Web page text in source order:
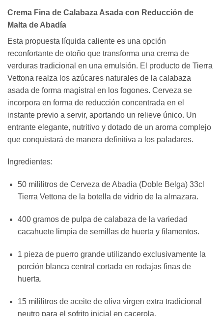
Crema Fina de Calabaza Asada con Reducción de
Malta de Abadía
Esta propuesta líquida caliente es una opción
reconfortante de otoño que transforma una crema de
verduras tradicional en una emulsión. El producto de Tierra
Vettona realza los azúcares naturales de la calabaza
asada de forma magistral en los fogones. Cerveza se
incorpora en forma de reducción concentrada en el
instante previo a servir, aportando un relieve único. Un
entrante elegante, nutritivo y dotado de un aroma complejo
que conquistará de manera definitiva a los paladares.
Ingredientes:
50 mililitros de Cerveza de Abadia (Doble Belga) 33cl
Tierra Vettona de la botella de vidrio de la almazara.
400 gramos de pulpa de calabaza de la variedad
cacahuete limpia de semillas de huerta y filamentos.
1 pieza de puerro grande utilizando exclusivamente la
porción blanca central cortada en rodajas finas de
huerta.
15 mililitros de aceite de oliva virgen extra tradicional
neutro para el sofrito inicial en cacerola.